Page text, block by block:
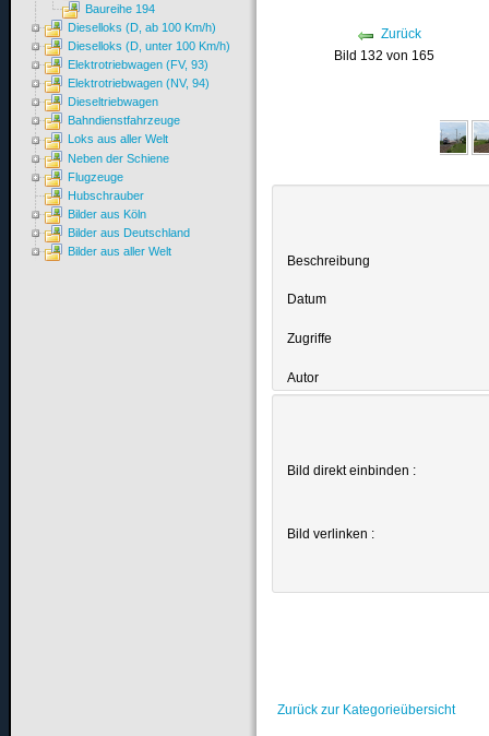
Zurück
Bild 132 von 165
Beschreibung
Datum
Zugriffe
Autor
Bild direkt einbinden :
Bild verlinken :
Zurück zur Kategorieübersicht
Baureihe 194
Dieselloks (D, ab 100 Km/h)
Dieselloks (D, unter 100 Km/h)
Elektrotriebwagen (FV, 93)
Elektrotriebwagen (NV, 94)
Dieseltriebwagen
Bahndienstfahrzeuge
Loks aus aller Welt
Neben der Schiene
Flugzeuge
Hubschrauber
Bilder aus Köln
Bilder aus Deutschland
Bilder aus aller Welt